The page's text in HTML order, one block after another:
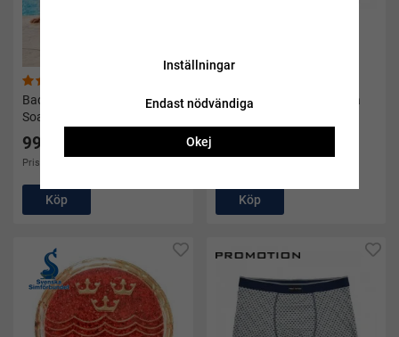
Badskor barn Aquashoe -
Soak
99 kr
Pris i andra butiker 149 kr
Köp
Cyklop och snorkel Kaluga
399 kr
Köp
Inställningar
Endast nödvändiga
Okej